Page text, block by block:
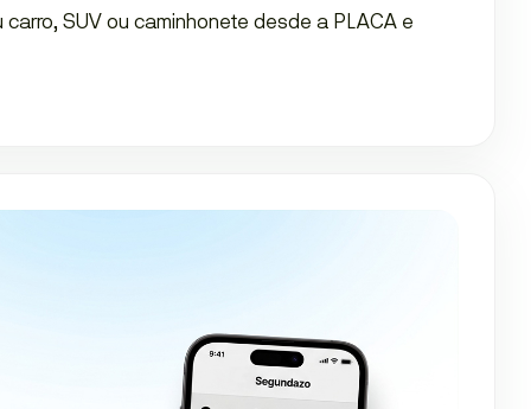
SUV ou caminhonete desde a PLACA e